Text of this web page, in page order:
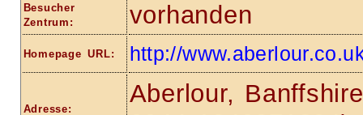
Besucher
Zentrum:
vorhanden
Homepage URL: http://
Adresse:
Aberlour,